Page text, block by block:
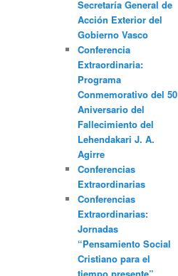
Secretaría General de
Acción Exterior del
Gobierno Vasco
Conferencia
Extraordinaria:
Programa
Conmemorativo del 50
Aniversario del
Fallecimiento del
Lehendakari J. A.
Agirre
Conferencias
Extraordinarias
Conferencias
Extraordinarias:
Jornadas
“Pensamiento Social
Cristiano para el